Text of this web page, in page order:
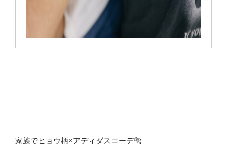
家族でヒョウ柄×アディダスコーデ🐅